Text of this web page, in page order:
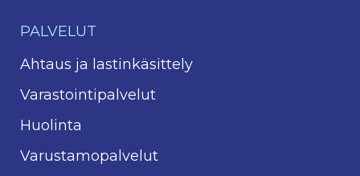
PALVELUT
Ahtaus ja lastinkäsittely
Varastointipalvelut
Huolinta
Varustamopalvelut